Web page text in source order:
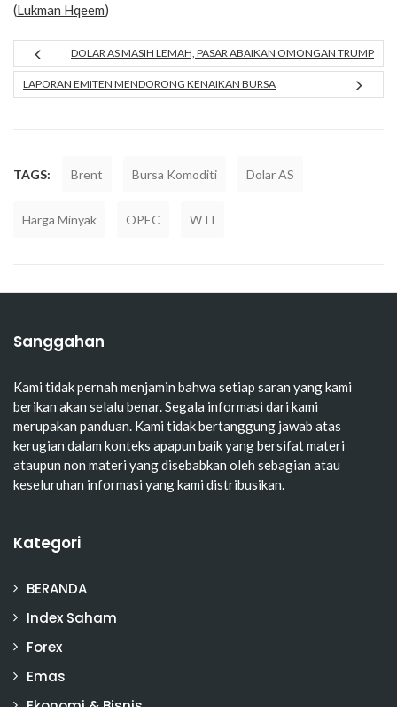
(Lukman Hqeem)
DOLAR AS MASIH LEMAH, PASAR ABAIKAN OMONGAN TRUMP
LAPORAN EMITEN MENDORONG KENAIKAN BURSA
TAGS: Brent Bursa Komoditi Dolar AS
Harga Minyak OPEC WTI
Sanggahan
Kami tidak pernah menjamin bahwa setiap saran yang kami
berikan akan selalu benar. Segala informasi dari kami
merupakan panduan. Kami tidak bertanggung jawab atas
kerugian dalam konteks apapun baik yang bersifat materi
ataupun non materi yang disebabkan oleh sebagian atau
keseluruhan informasi yang kami distribusikan.
Kategori
BERANDA
Index Saham
Forex
Emas